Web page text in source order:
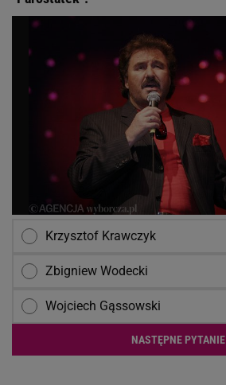
Krzysztof Krawczyk
Zbigniew Wodecki
Wojciech Gąssowski
NASTĘPNE PYTANIE